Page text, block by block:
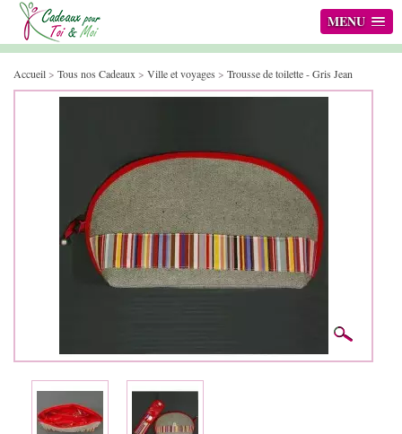
MENU
Accueil> Tous nos Cadeaux> Ville et voyages > Trousse de toilette - Gris Jean